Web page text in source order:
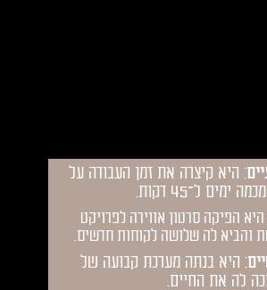
: היא קיצרה את זמן העבודה על
ימים ל־45 דקות.
היא הפיקה סרטון אווירה לפרויקט
והביא לה שלושה לקוחות חדשים.
: היא בנתה מערכת קבועה של
לה את החיים.